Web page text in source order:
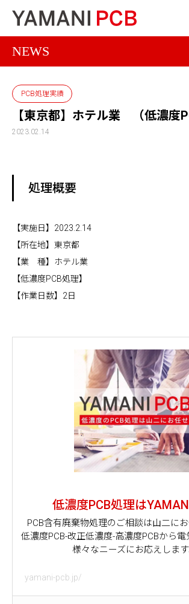
NEWS
PCB処理実績
【東京都】ホテル業 （低濃度
2023.02.14
処理概要
【実施日】2023.2.14
【所在地】東京都
【業 種】ホテル業
【低濃度PCB処理】
【作業日数】2日
低濃度PCB処理は
PCB含有廃棄物処理のご相談は山二に
低濃度PCB-改正低濃度-高濃度PCBから
様々なニーズにお応えします
yamani-pcb.jp/